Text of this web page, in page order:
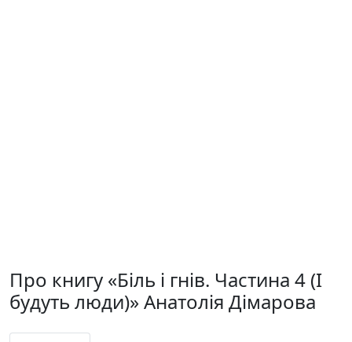
Про книгу «Біль і гнів. Частина 4 (І
будуть люди)» Анатолія Дімарова